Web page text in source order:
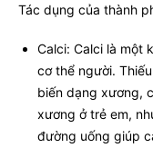
Tác dụng của thành
Calci: Calci là một
cơ thể người.
biến dạng xương,
xương ở trẻ em,
đường uống giúp